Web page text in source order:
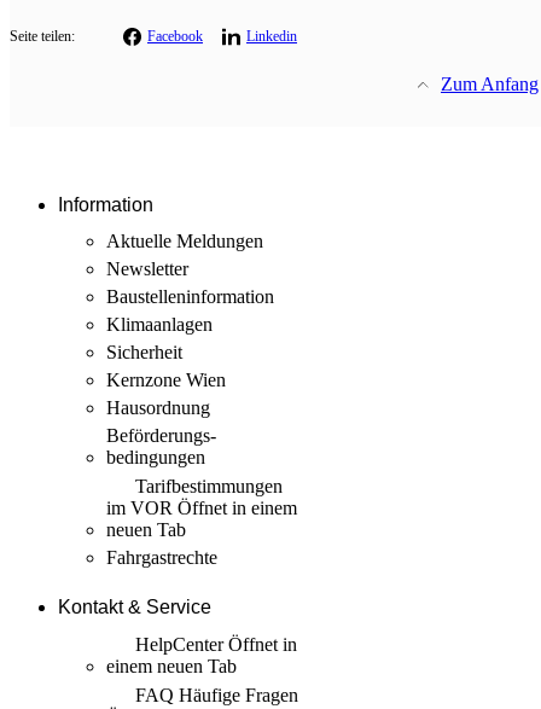
Seite teilen: Facebook Linkedin
Zum Anfang
Information
Aktuelle Meldungen
Newsletter
Baustellen­information
Klimaanlagen
Sicherheit
Kernzone Wien
Hausordnung
Beförderungs­
bedingungen
Tarif­bestimmungen
im VOR Öffnet in einem
neuen Tab
Fahrgastrechte
Kontakt & Service
HelpCenterÖffnet in
einem neuen Tab
FAQ Häufige Fragen